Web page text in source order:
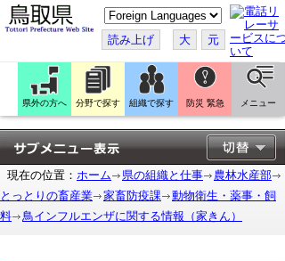
こ
の
ペ
ー
ジ
翻
訳
す
る
読み上げ 大 元
県外の方へ 分野で探す 組織で探す 防災 緊急 メニュー
現在の位置： ホーム 県の組織と仕事
農林水産部
とっとりの畜産業
家畜防疫課
動物衛生・薬事・飼
料
鳥インフルエンザに関する情報（家きん）